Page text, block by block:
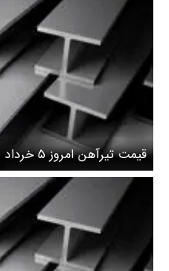
قیمت تیرآهن امروز ۵ خرداد ۱۴۰۵ + جدول